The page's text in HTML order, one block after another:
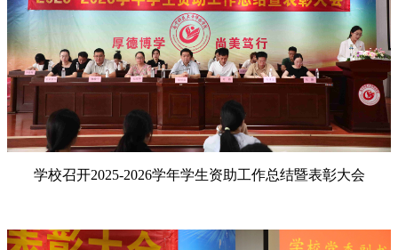
学校召开2025-2026学年学生资助工作总结暨表彰大会